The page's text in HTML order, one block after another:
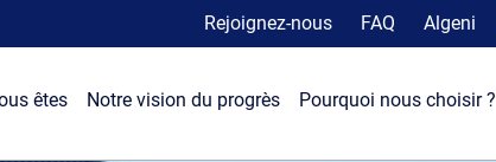
Rejoignez-nous FAQ Algeni
êtes Notre vision du progrès Pourquoi nous choisir ?